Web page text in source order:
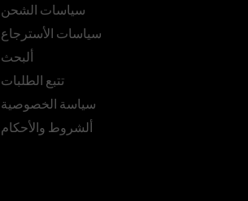
سياسات الشحن
سياسات الأسترجاع
ألبحث
تتبع الطلبات
سياسة الخصوصية
ألشروط والأحكام